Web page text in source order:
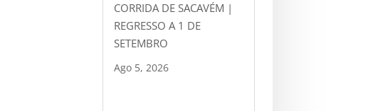
CORRIDA DE SACAVÉM |
REGRESSO A 1 DE
SETEMBRO
Ago 5, 2026